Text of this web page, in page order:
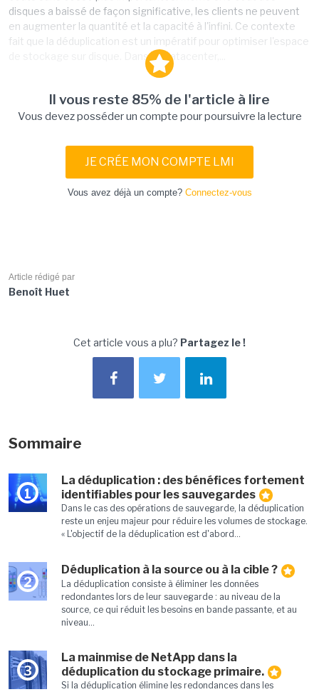
disques a baissé de façon significative, les clients ne peuvent
en augmenter la quantité et la capacité à l'infini. Ce contexte
fait que la déduplication est un impératif pour optimiser l'espace
de stockage sur disque. Dans un datacenter,...
Il vous reste 85% de l'article à lire
Vous devez posséder un compte pour poursuivre la lecture
JE CRÉE MON COMPTE LMI
Vous avez déjà un compte? Connectez-vous
Article rédigé par
Benoît Huet
Cet article vous a plu? Partagez le !
Sommaire
1
La déduplication : des bénéfices fortement
identifiables pour les sauvegardes
Dans le cas des opérations de sauvegarde, la déduplication
reste un enjeu majeur pour réduire les volumes de stockage.
« L'objectif de la déduplication est d'abord...
2
Déduplication à la source ou à la cible ?
La déduplication consiste à éliminer les données
redondantes lors de leur sauvegarde : au niveau de la
source, ce qui réduit les besoins en bande passante, et au
niveau...
3
La mainmise de NetApp dans la
déduplication du stockage primaire.
Si la déduplication élimine les redondances dans les